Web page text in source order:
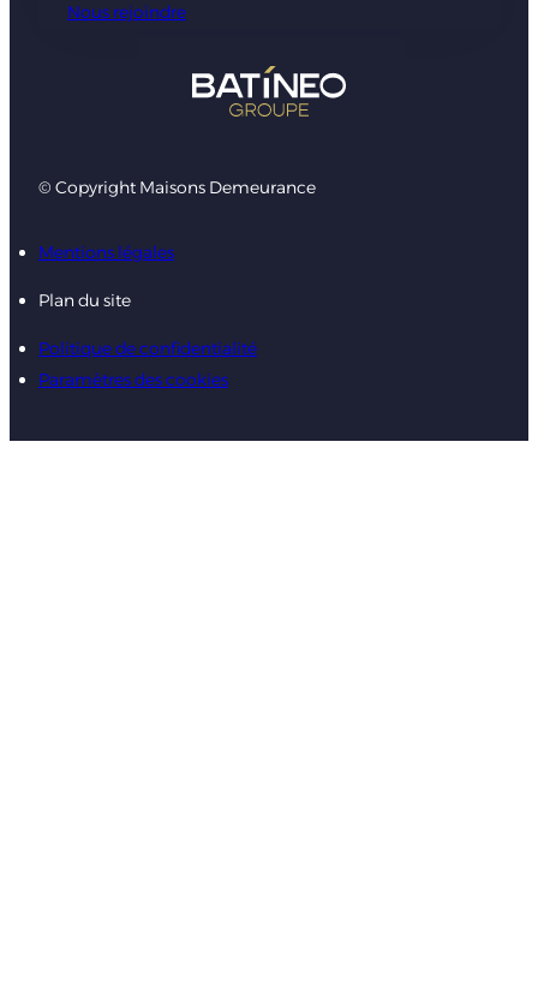
Nous rejoindre
© Copyright Maisons Demeurance
Mentions légales
Plan du site
Politique de confidentialité
Paramètres des cookies